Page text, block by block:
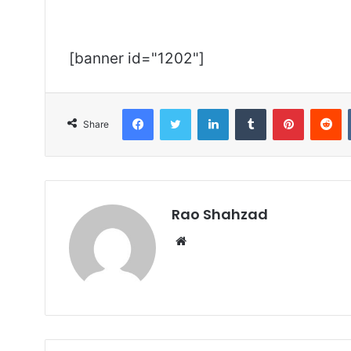
[banner id="1202"]
Share
FacebookTwitter LinkedInTumblr Pinterest
Rao Shahzad
Website